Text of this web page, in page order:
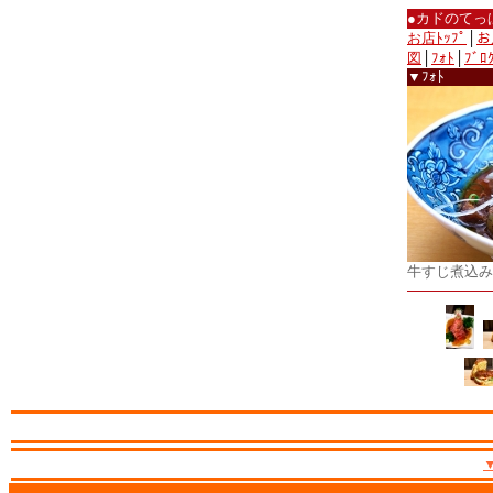
●カドのて
お店ﾄｯﾌﾟ
図
ﾌｫﾄ
ﾌﾞﾛ
▼ﾌｫﾄ
牛すじ煮込み